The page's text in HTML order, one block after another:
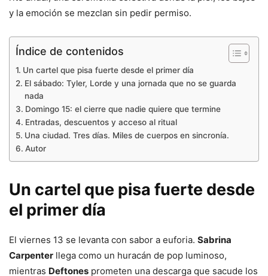
y la emoción se mezclan sin pedir permiso.
Índice de contenidos
Un cartel que pisa fuerte desde el primer día
El sábado: Tyler, Lorde y una jornada que no se guarda
nada
Domingo 15: el cierre que nadie quiere que termine
Entradas, descuentos y acceso al ritual
Una ciudad. Tres días. Miles de cuerpos en sincronía.
Autor
Un cartel que pisa fuerte desde
el primer día
El viernes 13 se levanta con sabor a euforia. Sabrina
Carpenter llega como un huracán de pop luminoso,
mientras Deftones prometen una descarga que sacude los